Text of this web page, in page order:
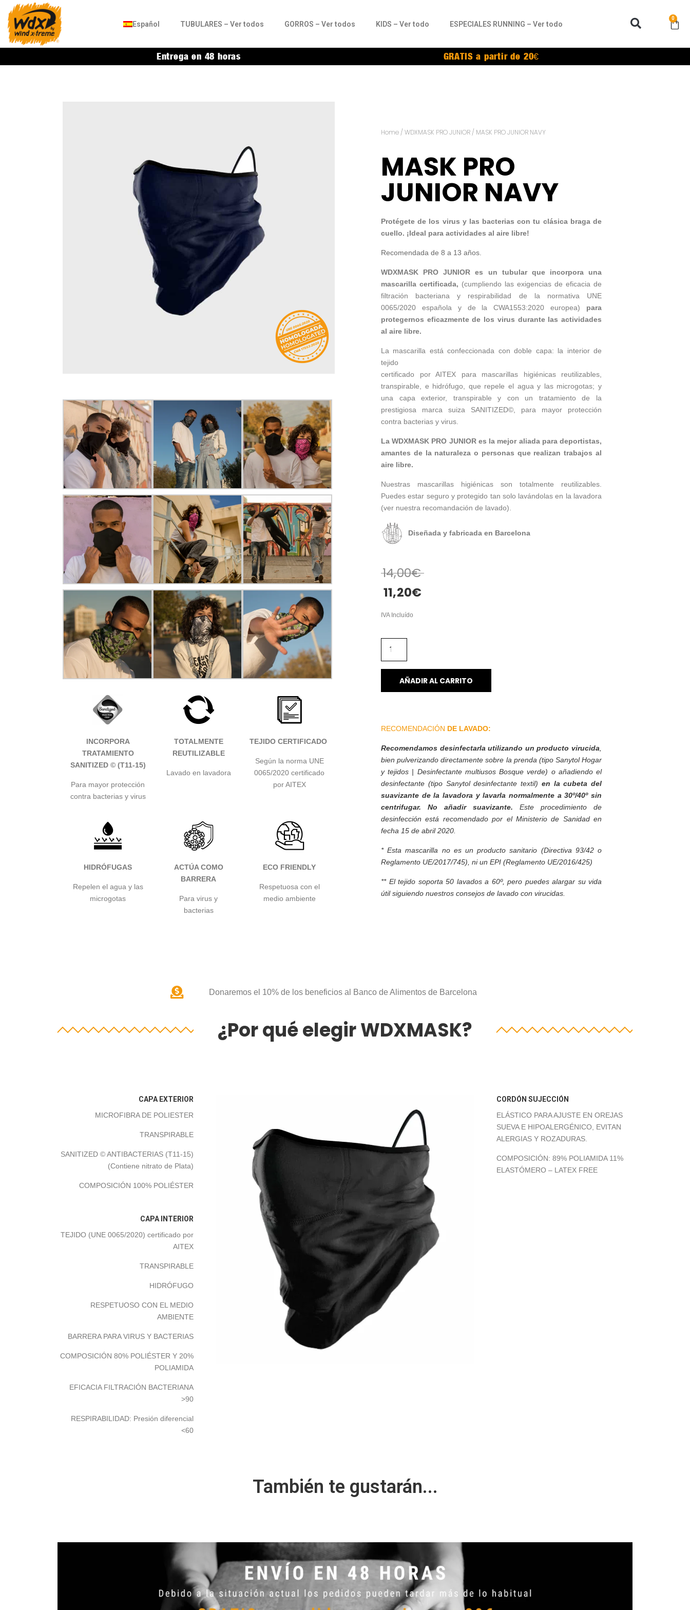
Español TUBULARES – Ver todos GORROS – Ver todos KIDS – Ver todo ESPECIALES RUNNING – Ver todo
0
Entrega en 48 horas GRATIS a partir de 20€
INCORPORA
TRATAMIENTO
SANITIZED © (T11-15)
Para mayor protección
contra bacterias y virus
TOTALMENTE
REUTILIZABLE
Lavado en lavadora
TEJIDOCERTIFICADO
Según la norma UNE
0065/2020 certificado
por AITEX
HIDRÓFUGAS
Repelen el agua y las
microgotas
ACTÚA COMO
BARRERA
Para virus y
bacterias
ECO FRIENDLY
Respetuosa con el
medio ambiente
Home / WDXMASK PRO JUNIOR / MASK PRO JUNIOR NAVY
MASK PRO
JUNIOR NAVY
Protégete de los virus y las bacterias con tu clásica braga de
cuello. ¡Ideal para actividades al aire libre!
Recomendada de 8 a 13 años.
WDXMASK PRO JUNIOR es un tubular que incorpora una
mascarilla certificada, (cumpliendo las exigencias de eficacia de
filtración bacteriana y respirabilidad de la normativa UNE
0065/2020 española y de la CWA1553:2020 europea) para
protegernos eficazmente de los virus durante las actividades
al aire libre.
La mascarilla está confeccionada con doble capa: la interior de
tejido
certificado por AITEX para mascarillas higiénicas reutilizables,
transpirable, e hidrófugo, que repele el agua y las microgotas; y
una capa exterior, transpirable y con un tratamiento de la
prestigiosa marca suiza SANITIZED©, para mayor protección
contra bacterias y virus.
La WDXMASK PRO JUNIOR es la mejor aliada para deportistas,
amantes de la naturaleza o personas que realizan trabajos al
aire libre.
Nuestras mascarillas higiénicas son totalmente reutilizables.
Puedes estar seguro y protegido tan solo lavándolas en la lavadora
(ver nuestra recomandación de lavado).
Diseñada y fabricada en Barcelona
14,00€
11,20€
IVA Incluído
AÑADIR AL CARRITO
RECOMENDACIÓN DE LAVADO:
Recomendamos desinfectarla utilizando un producto virucida
bien pulverizando directamente sobre la prenda (tipo Sanytol Hogar
y tejidos | Desinfectante multiusos Bosque verde) o añadiendo el
desinfectante (tipo Sanytol desinfectante textil) en la cubeta del
suavizante de la lavadora y lavarla normalmente a 30º/40º sin
centrifugar. No añadir suavizante. Este procedimiento de
desinfección está recomendado por el Ministerio de Sanidad en
fecha 15 de abril 2020.
* Esta mascarilla no es un producto sanitario (Directiva 93/42 o
Reglamento UE/2017/745), ni un EPI (Reglamento UE/2016/425)
** El tejido soporta 50 lavados a 60º, pero puedes alargar su vida
útil siguiendo nuestros consejos de lavado con virucidas.
Donaremos el 10% de los beneficios al Banco de Alimentos de Barcelona
¿Por qué elegir WDXMASK?
CAPA EXTERIOR
MICROFIBRA DE POLIESTER
TRANSPIRABLE
SANITIZED © ANTIBACTERIAS (T11-15)
(Contiene nitrato de Plata)
COMPOSICIÓN 100% POLIÉSTER
CAPA INTERIOR
TEJIDO (UNE 0065/2020) certificado por
AITEX
TRANSPIRABLE
HIDRÓFUGO
RESPETUOSO CON EL MEDIO
AMBIENTE
BARRERA PARA VIRUS Y BACTERIAS
COMPOSICIÓN 80% POLIÉSTER Y 20%
POLIAMIDA
EFICACIA FILTRACIÓN BACTERIANA
>90
RESPIRABILIDAD: Presión diferencial
<60
CORDÓN SUJECCIÓN
ELÁSTICO PARA AJUSTE EN OREJAS
SUEVA E HIPOALERGÉNICO, EVITAN
ALERGIAS Y ROZADURAS.
COMPOSICIÓN: 89% POLIAMIDA 11%
ELASTÓMERO – LATEX FREE
También te gustarán...